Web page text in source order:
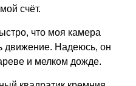
счёт.
что моя камера
движение. Надеюсь, он
и мелком дожде.